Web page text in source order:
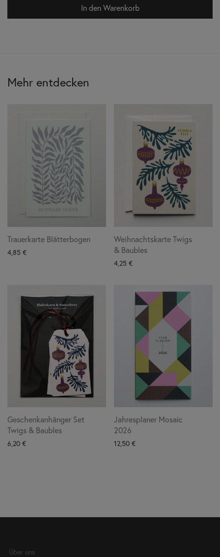
In den Warenkorb
Mehr entdecken
Trauerkarte Blätterbogen
4,85 €
Weihnachtskarte Twigs
& Baubles
4,25 €
Geschenkanhänger Set
Twigs & Baubles
6,20 €
Jahresplaner Mosaic
2026
12,50 €
Über uns